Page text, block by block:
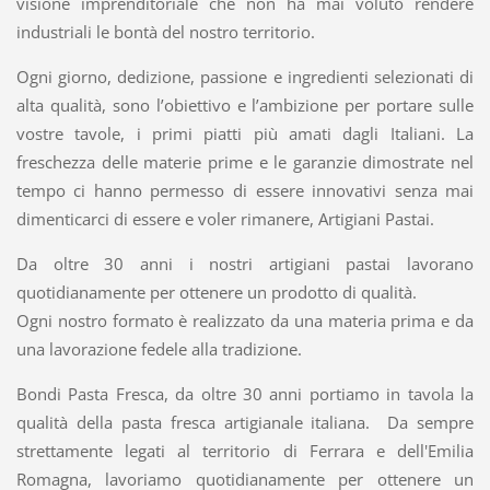
industriali le bontà del nostro territorio.
Ogni giorno, dedizione, passione e ingredienti selezionati di
alta qualità, sono l’obiettivo e l’ambizione per portare sulle
vostre tavole, i primi piatti più amati dagli Italiani. La
freschezza delle materie prime e le garanzie dimostrate nel
tempo ci hanno permesso di essere innovativi senza mai
dimenticarci di essere e voler rimanere, Artigiani Pastai.
Da oltre 30 anni i nostri artigiani pastai lavorano
quotidianamente per ottenere un prodotto di qualità.
Ogni nostro formato è realizzato da una materia prima e da
una lavorazione fedele alla tradizione.
Bondi Pasta Fresca, da oltre 30 anni portiamo in tavola la
qualità della pasta fresca artigianale italiana. Da sempre
strettamente legati al territorio di Ferrara e dell'Emilia
Romagna, lavoriamo quotidianamente per ottenere un